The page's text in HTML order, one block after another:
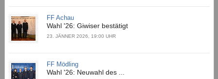
FF Achau
Wahl '26: Giwiser bestätigt
23. JÄNNER 2026, 19:00 UHR
FF Mödling
Wahl '26: Neuwahl des ...